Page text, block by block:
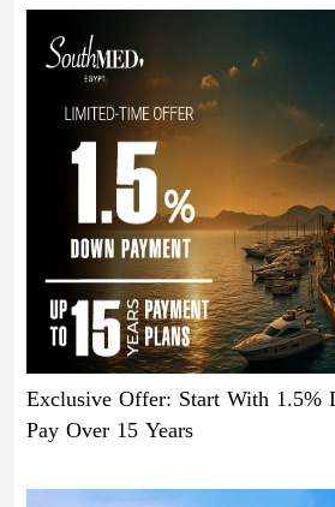
Exclusive Offer: Start With 1.5%
Pay Over 15 Years